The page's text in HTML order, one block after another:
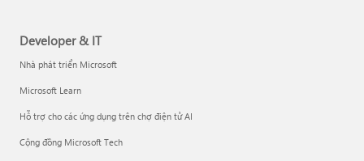
Developer & IT
Nhà phát triển Microsoft
Microsoft Learn
Hỗ trợ cho các ứng dụng trên chợ điện tử AI
Cộng đồng Microsoft Tech